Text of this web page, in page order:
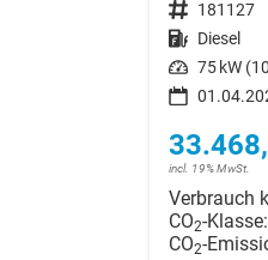
Fahrzeugnr. 181127
Kraftstoff Diesel
Leistung 75 kW
incl. 19% MwSt.
Verbrauch
CO2-Klasse:
CO2-